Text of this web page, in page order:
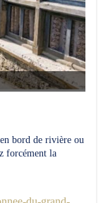
bord de rivière ou
forcément la